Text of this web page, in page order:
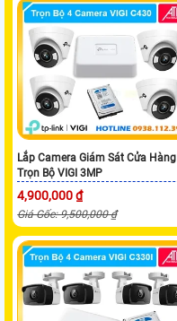
Lắp Camera Giám Sát Cửa Hàng
Trọn Bộ VIGI 3MP
4,900,000 ₫
Giá Gốc: 9,500,000 ₫